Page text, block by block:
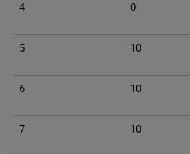
4 0
5 10
6 10
7 10